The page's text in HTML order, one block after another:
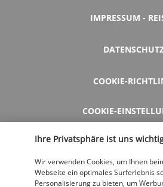
IMPRESSUM -
COOKIE-
COOKIE-
HILFE UND
Ihre Privatsphäre ist uns
Wir verwenden Cookies, um Ihnen
Webseite ein optimales Surferlebnis
Personalisierung zu bieten, um